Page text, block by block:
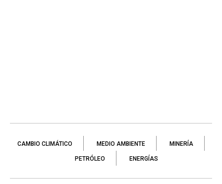
CAMBIO CLIMÁTICO MEDIO AMBIENTE MINERÍA
PETRÓLEO ENERGÍAS